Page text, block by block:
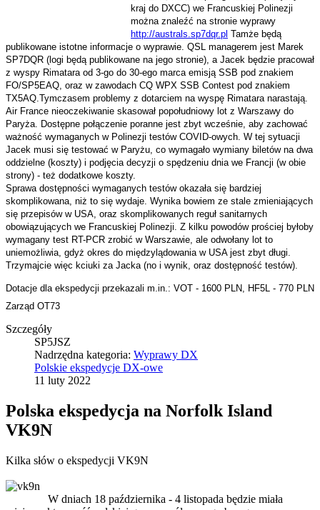
kraj do DXCC) we Francuskiej Polinezji
można znaleźć na stronie wyprawy
http://australs.sp7dqr.pl Tamże będą
publikowane istotne informacje o wyprawie. QSL managerem jest Marek
SP7DQR (logi będą publikowane na jego stronie), a Jacek będzie pracował
z wyspy Rimatara od 3-go do 30-ego marca emisją SSB pod znakiem
FO/SP5EAQ, oraz w zawodach CQ WPX SSB Contest pod znakiem
TX5AQ.Tymczasem problemy z dotarciem na wyspę Rimatara narastają.
Air France nieoczekiwanie skasował popołudniowy lot z Warszawy do
Paryża. Dostępne połączenie poranne jest zbyt wcześnie, aby zachować
ważność wymaganych w Polinezji testów COVID-owych. W tej sytuacji
Jacek musi się testować w Paryżu, co wymagało wymiany biletów na dwa
oddzielne (koszty) i podjęcia decyzji o spędzeniu dnia we Francji (w obie
strony) - też dodatkowe koszty.
Sprawa dostępności wymaganych testów okazała się bardziej
skomplikowana, niż to się wydaje. Wynika bowiem ze stale zmieniających
się przepisów w USA, oraz skomplikowanych reguł sanitarnych
obowiązujących we Francuskiej Polinezji. Z kilku powodów prościej byłoby
wymagany test RT-PCR zrobić w Warszawie, ale odwołany lot to
uniemożliwia, gdyż okres do międzylądowania w USA jest zbyt długi.
Trzymajcie więc kciuki za Jacka (no i wynik, oraz dostępność testów).
Dotacje dla ekspedycji przekazali m.in.: VOT - 1600 PLN, HF5L - 770 PLN
Zarząd OT73
Szczegóły
SP5JSZ
Nadrzędna kategoria: Wyprawy DX
Polskie ekspedycje DX-owe
11 luty 2022
Polska ekspedycja na Norfolk Island
VK9N
Kilka słów o ekspedycji VK9N
W dniach 18 października - 4 listopada będzie miała